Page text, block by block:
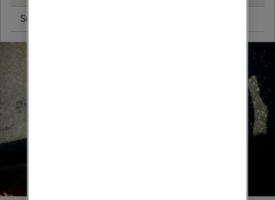
Surfa utan surfpaket